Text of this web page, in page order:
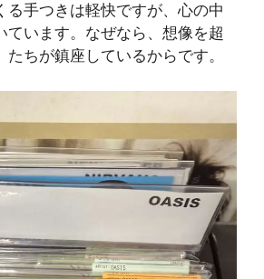
る手つきは軽快ですが、心の中
ています。なぜなら、想像を超
たちが鎮座しているからです。